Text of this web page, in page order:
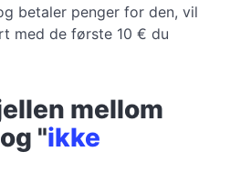
betaler penger for den, vil
med de første 10 € du
mellom
"ikke